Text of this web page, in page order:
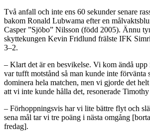
Två anfall och inte ens 60 sekunder senare
bakom Ronald Lubwama efter en
Casper ”Sjöbo” Nilsson (född 2005). Ännu
skyttekungen Kevin Fridlund frälste IFK
3–2.
– Klart det är en besvikelse. Vi kom ändå
var tufft motstånd så man kunde inte förvänta
dominera hela matchen, men vi gjorde det
att vi inte kunde hålla det, resonerade
– Förhoppningsvis har vi lite bättre flyt och
sena mål tar vi tre poäng i nästa omgång
fredag].